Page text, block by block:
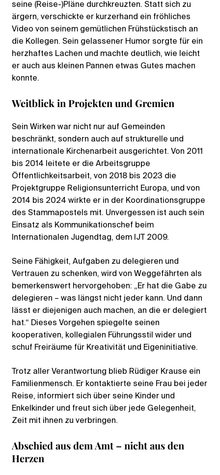
seine (Reise-)Pläne durchkreuzten. Statt sich zu
ärgern, verschickte er kurzerhand ein fröhliches
Video von seinem gemütlichen Frühstückstisch an
die Kollegen. Sein gelassener Humor sorgte für ein
herzhaftes Lachen und machte deutlich, wie leicht
er auch aus kleinen Pannen etwas Gutes machen
konnte.
Weitblick in Projekten und Gremien
Sein Wirken war nicht nur auf Gemeinden
beschränkt, sondern auch auf strukturelle und
internationale Kirchenarbeit ausgerichtet. Von 2011
bis 2014 leitete er die Arbeitsgruppe
Öffentlichkeitsarbeit, von 2018 bis 2023 die
Projektgruppe Religionsunterricht Europa, und von
2014 bis 2024 wirkte er in der Koordinationsgruppe
des Stammapostels mit. Unvergessen ist auch sein
Einsatz als Kommunikationschef beim
Internationalen Jugendtag, dem IJT 2009.
Seine Fähigkeit, Aufgaben zu delegieren und
Vertrauen zu schenken, wird von Weggefährten als
bemerkenswert hervorgehoben: „Er hat die Gabe zu
delegieren – was längst nicht jeder kann. Und dann
lässt er diejenigen auch machen, an die er delegiert
hat.“ Dieses Vorgehen spiegelte seinen
kooperativen, kollegialen Führungsstil wider und
schuf Freiräume für Kreativität und Eigeninitiative.
Trotz aller Verantwortung blieb Rüdiger Krause ein
Familienmensch. Er kontaktierte seine Frau bei jeder
Reise, informiert sich über seine Kinder und
Enkelkinder und freut sich über jede Gelegenheit,
Zeit mit ihnen zu verbringen.
Abschied aus dem Amt – nicht aus den
Herzen